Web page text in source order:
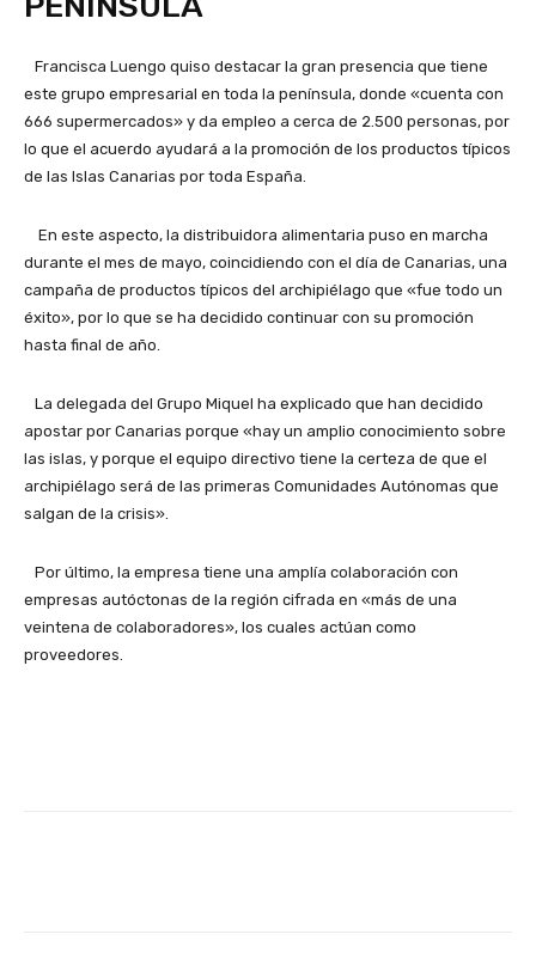
Francisca Luengo quiso destacar la gran presencia que tiene
este grupo empresarial en toda la península, donde «cuenta con
666 supermercados» y da empleo a cerca de 2.500 personas, por
lo que el acuerdo ayudará a la promoción de los productos típicos
de las Islas Canarias por toda España.
En este aspecto, la distribuidora alimentaria puso en marcha
durante el mes de mayo, coincidiendo con el día de Canarias, una
campaña de productos típicos del archipiélago que «fue todo un
éxito», por lo que se ha decidido continuar con su promoción
hasta final de año.
La delegada del Grupo Miquel ha explicado que han decidido
apostar por Canarias porque «hay un amplio conocimiento sobre
las islas, y porque el equipo directivo tiene la certeza de que el
archipiélago será de las primeras Comunidades Autónomas que
salgan de la crisis».
Por último, la empresa tiene una amplía colaboración con
empresas autóctonas de la región cifrada en «más de una
veintena de colaboradores», los cuales actúan como
proveedores.